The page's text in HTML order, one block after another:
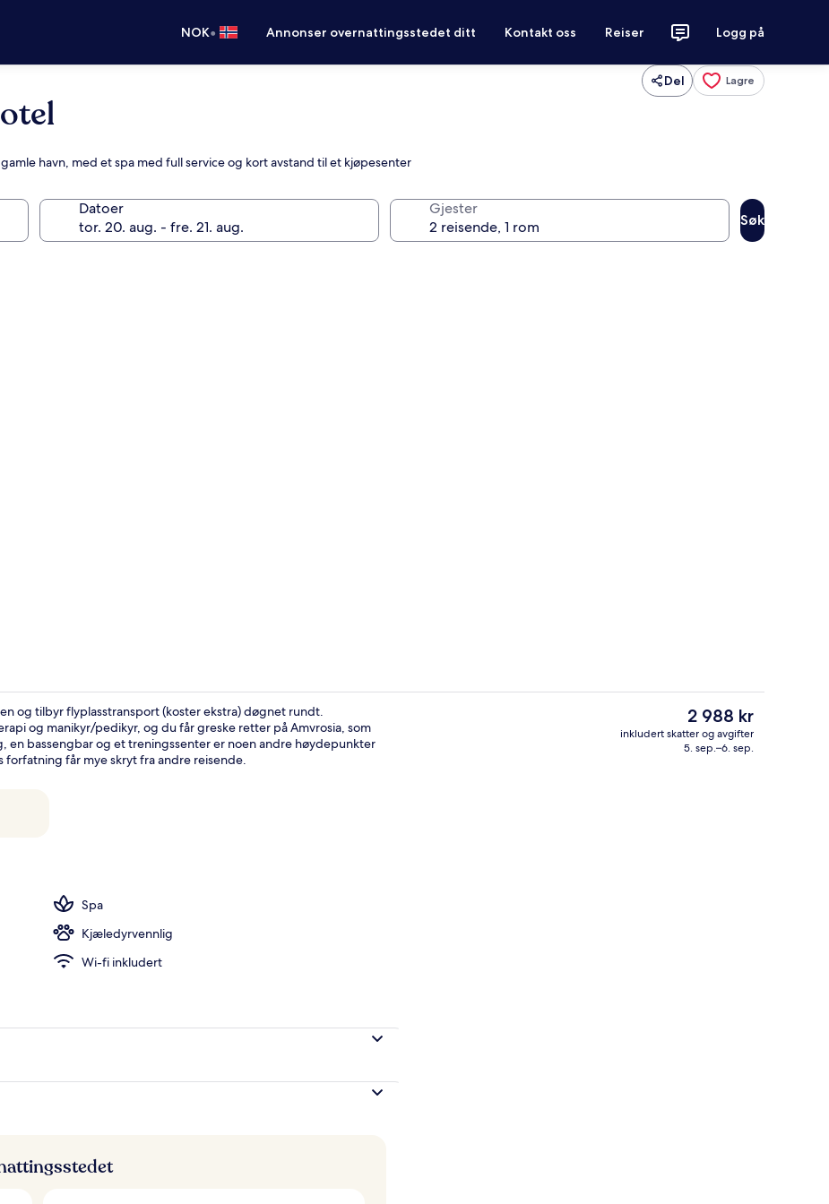
NOK• Annonser overnattingsstedet ditt Kontakt oss Reiser Logg på
Del Lagre
havn, med et spa med full service og kort avstand til et kjøpesenter
Datoer Gjester
Søk
Innvendig detalj
og tilbyr flyplasstransport (koster ekstra) døgnet rundt.
og manikyr/pedikyr, og du får greske retter på Amvrosia, som
en bassengbar og et treningssenter er noen andre høydepunkter
får mye skryt fra andre reisende.
Spa
Kjæledyrvennlig
Wi-fi inkludert
Den
nåværende
prisen
2 988 kr
inkludert skatter og avgifter
5. sep.–6. sep.